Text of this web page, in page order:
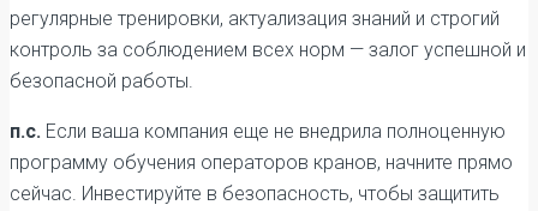
регулярные тренировки, актуализация знаний и строгий
контроль за соблюдением всех норм — залог успешной и
безопасной работы.
п.с. Если ваша компания еще не внедрила полноценную
программу обучения операторов кранов, начните прямо
сейчас. Инвестируйте в безопасность, чтобы защитить